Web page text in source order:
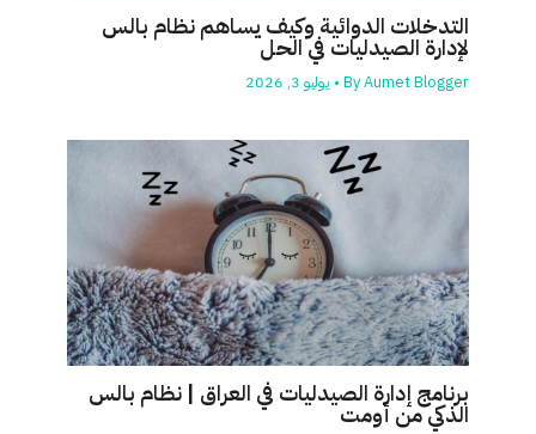
التدخلات الدوائية وكيف يساهم نظام بالس
لإدارة الصيدليات في الحل
ByAumet Blogger
• يوليو 3, 2026
برنامج إدارة الصيدليات في العراق | نظام بالس
الذكي من أومت